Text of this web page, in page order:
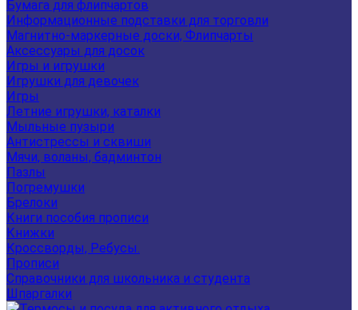
Бумага для флипчартов
Информационные подставки для торговли
Магнитно-маркерные доски, Флипчарты
Аксессуары для досок
Игры и игрушки
Игрушки для девочек
Игры
Летние игрушки, каталки
Мыльные пузыри
Антистрессы и сквиши
Мячи, воланы, бадминтон
Пазлы
Погремушки
Брелоки
Книги пособия прописи
Книжки
Кроссворды, Ребусы.
Прописи
Справочники для школьника и студента
Шпаргалки